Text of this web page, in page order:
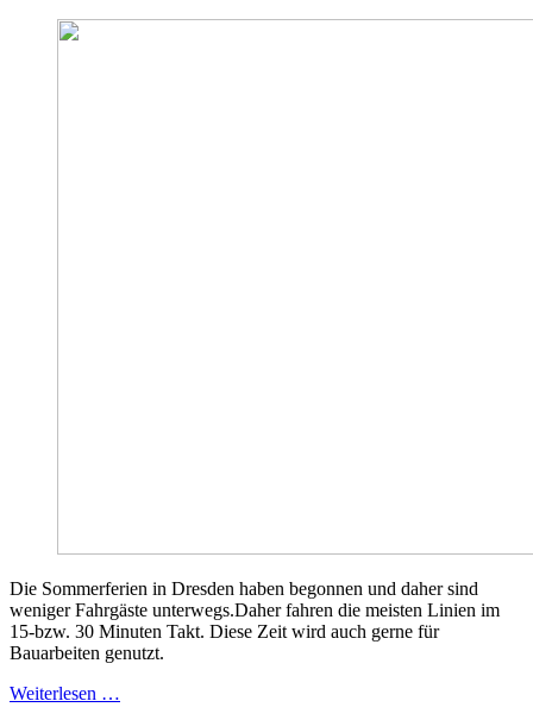
Die Sommerferien in Dresden haben begonnen und daher sind
weniger Fahrgäste unterwegs.Daher fahren die meisten Linien im
15-bzw. 30 Minuten Takt. Diese Zeit wird auch gerne für
Bauarbeiten genutzt.
Weiterlesen …